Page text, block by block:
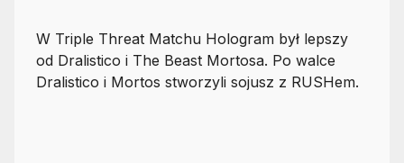
W Triple Threat Matchu Hologram był lepszy
od Dralistico i The Beast Mortosa. Po walce
Dralistico i Mortos stworzyli sojusz z RUSHem.